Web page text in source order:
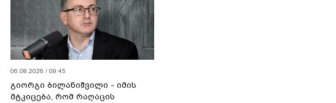
06.08.2026 / 09:45
გიორგი ბილანიშვილი - იმის
მტკიცება, რომ რაღაცის